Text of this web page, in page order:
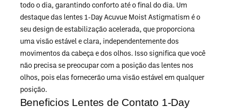
todo o dia, garantindo conforto até o final do dia. Um
destaque das lentes 1-Day Acuvue Moist Astigmatism é o
seu design de estabilização acelerada, que proporciona
uma visão estável e clara, independentemente dos
movimentos da cabeça e dos olhos. Isso significa que você
não precisa se preocupar com a posição das lentes nos
olhos, pois elas fornecerão uma visão estável em qualquer
posição.
Beneficios Lentes de Contato 1-Day